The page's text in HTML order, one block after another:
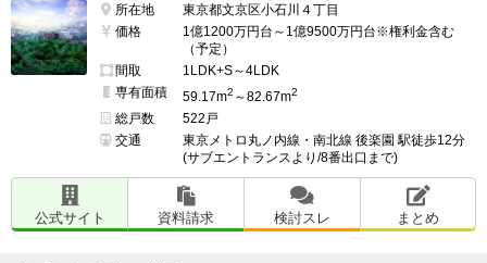
所在地
東京都文京区小石川４丁目
価格
1億1200万円台～1億9500万円台※権利金含む
（予定）
間取
1LDK+S～4LDK
専有面積
59.17m2 ～82.67m2
総戸数
522戸
交通
東京メトロ丸ノ内線・南北線 後楽園 駅徒歩12分
(サブエントランスより/8番出口まで)
公式サイト 資料請求 検討スレ まとめ